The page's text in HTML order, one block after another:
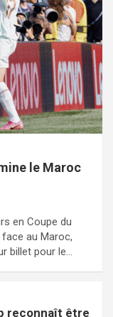
le Maroc
en Coupe du
au Maroc,
billet pour le…
reconnaît être